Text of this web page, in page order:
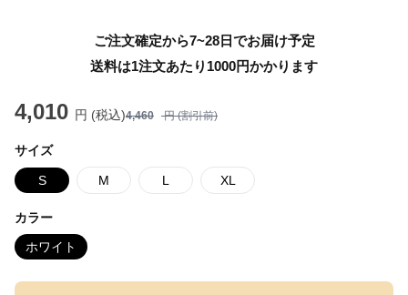
ご注文確定から7~28日でお届け予定
送料は1注文あたり 1000円かかります
4,010 円 (税込)4,460 円 (割引前)
サイズ
S M L XL
カラー
ホワイト